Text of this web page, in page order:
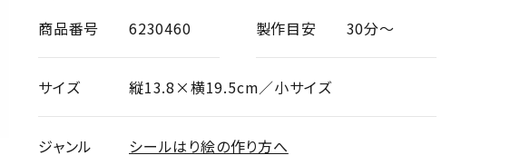
商品番号 6230460 製作目安 30分～
サイズ 縦13.8×横19.5cm／小サイズ
ジャンル シールはり絵の作り方へ